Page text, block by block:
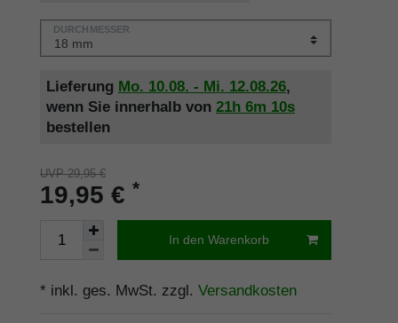
DURCHMESSER
Lieferung Mo. 10.08. - Mi. 12.08.26,
wenn Sie innerhalb von 21h 6m 09s
bestellen
UVP 29,95 €
19,95 € *
In den Warenkorb
* inkl. ges. MwSt. zzgl. Versandkosten